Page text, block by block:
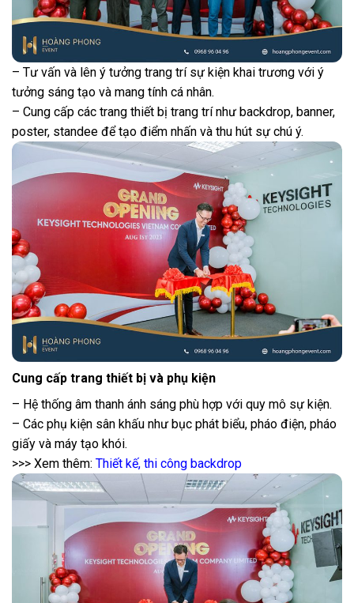
– Tư vấn và lên ý tưởng trang trí sự kiện khai trương với ý
tưởng sáng tạo và mang tính cá nhân.
– Cung cấp các trang thiết bị trang trí như backdrop, banner,
poster, standee để tạo điểm nhấn và thu hút sự chú ý.
Cung cấp trang thiết bị và phụ kiện
– Hệ thống âm thanh ánh sáng phù hợp với quy mô sự kiện.
– Các phụ kiện sân khấu như bục phát biểu, pháo điện, pháo
giấy và máy tạo khói.
>>> Xem thêm: Thiết kế, thi công backdrop